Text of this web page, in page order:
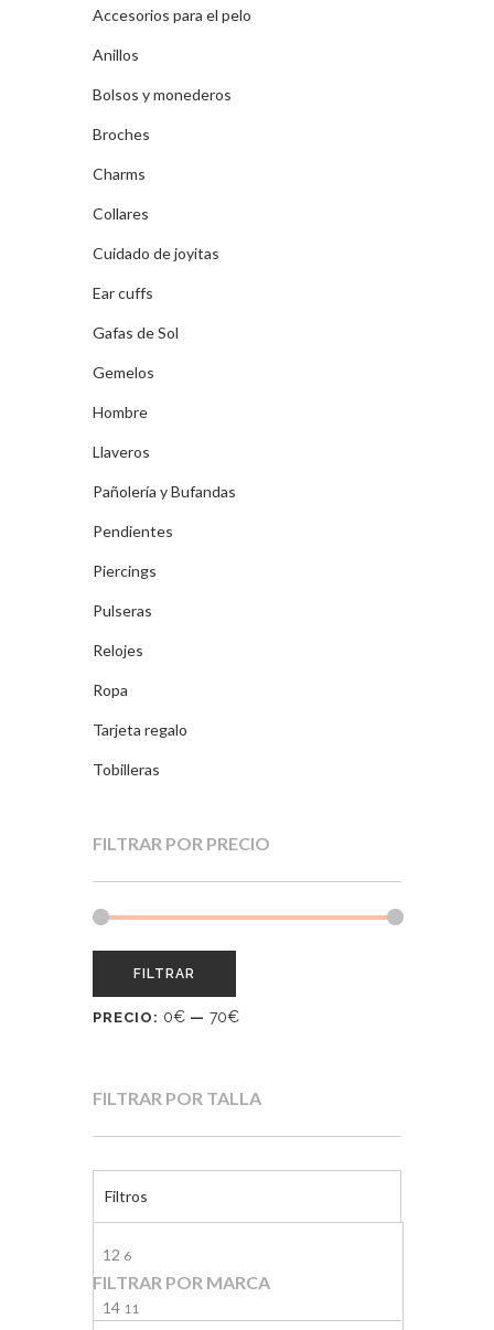
Accesorios para el pelo
Anillos
Bolsos y monederos
Broches
Charms
Collares
Cuidado de joyitas
Ear cuffs
Gafas de Sol
Gemelos
Hombre
Llaveros
Pañolería y Bufandas
Pendientes
Piercings
Pulseras
Relojes
Ropa
Tarjeta regalo
Tobilleras
FILTRAR POR PRECIO
FILTRAR
PRECIO: 0€ — 70€
FILTRAR POR TALLA
Filtros
12 6
14 11
FILTRAR POR MARCA